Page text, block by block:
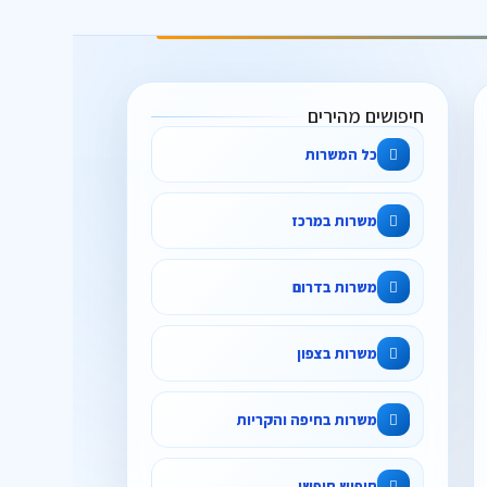
חיפושים מהירים
כל המשרות
משרות במרכז
משרות בדרום
משרות בצפון
משרות בחיפה והקריות